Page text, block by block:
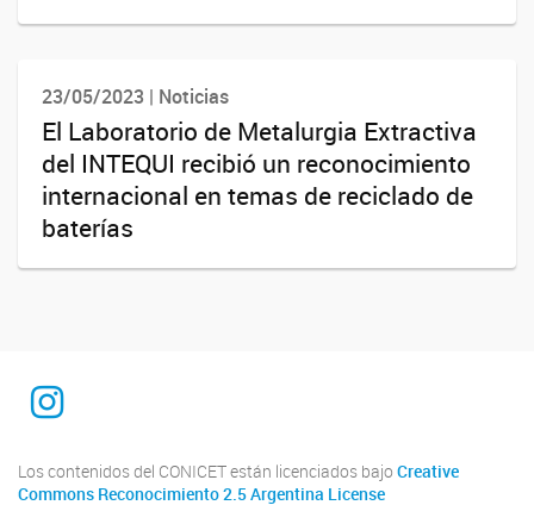
23/05/2023 | Noticias
El Laboratorio de Metalurgia Extractiva
del INTEQUI recibió un reconocimiento
internacional en temas de reciclado de
baterías
INTEQUI
Los contenidos del CONICET están licenciados bajo Creative
Commons Reconocimiento 2.5 Argentina License